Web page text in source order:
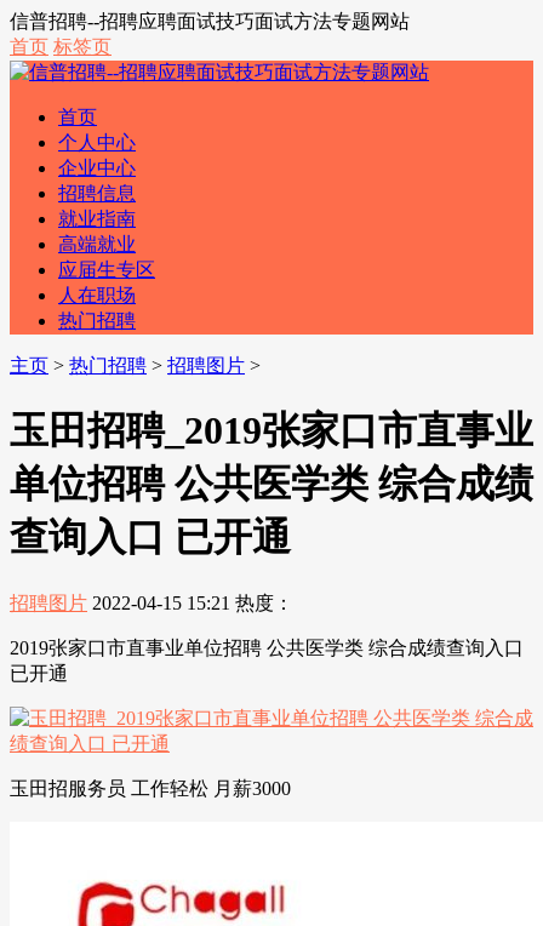
信普招聘--招聘应聘面试技巧面试方法专题网站
首页 标签页
首页
个人中心
企业中心
招聘信息
就业指南
高端就业
应届生专区
人在职场
热门招聘
主页 > 热门招聘 > 招聘图片 >
玉田招聘_2019张家口市直事业
单位招聘 公共医学类 综合成绩
查询入口 已开通
招聘图片 2022-04-15 15:21 热度：
2019张家口市直事业单位招聘 公共医学类 综合成绩查询入口
已开通
玉田招服务员 工作轻松 月薪3000